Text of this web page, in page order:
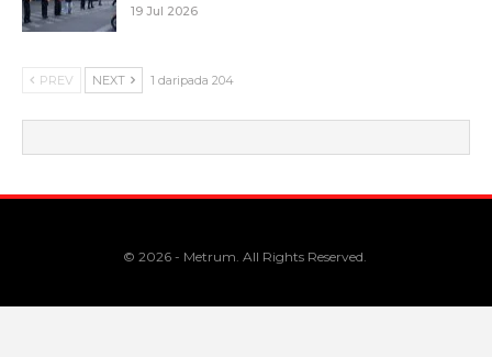
19 Jul 2026
PREV NEXT 1 daripada 204
© 2026 - Metrum. All Rights Reserved.